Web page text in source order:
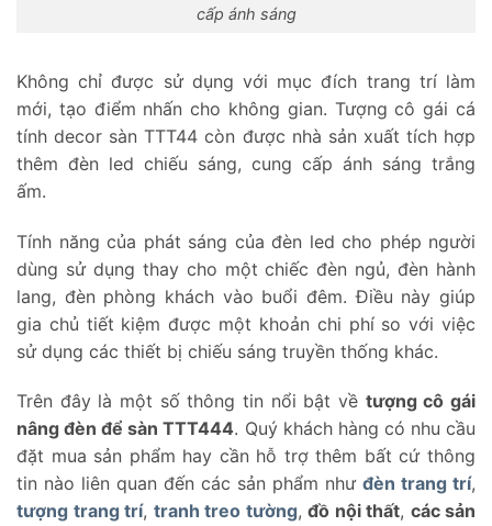
cấp ánh sáng
Không chỉ được sử dụng với mục đích trang trí làm
mới, tạo điểm nhấn cho không gian. Tượng cô gái cá
tính decor sàn TTT44 còn được nhà sản xuất tích hợp
thêm đèn led chiếu sáng, cung cấp ánh sáng trắng
ấm.
Tính năng của phát sáng của đèn led cho phép người
dùng sử dụng thay cho một chiếc đèn ngủ, đèn hành
lang, đèn phòng khách vào buổi đêm. Điều này giúp
gia chủ tiết kiệm được một khoản chi phí so với việc
sử dụng các thiết bị chiếu sáng truyền thống khác.
Trên đây là một số thông tin nổi bật về tượng cô gái
nâng đèn để sàn TTT444. Quý khách hàng có nhu cầu
đặt mua sản phẩm hay cần hỗ trợ thêm bất cứ thông
tin nào liên quan đến các sản phẩm như đèn trang trí,
tượng trang trí, tranh treo tường, đồ nội thất, các sản